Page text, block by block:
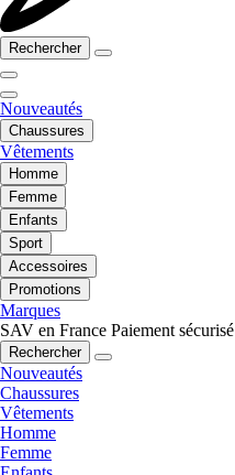
Rechercher
Nouveautés
Chaussures
Vêtements
Homme
Femme
Enfants
Sport
Accessoires
Promotions
Marques
SAV en France Paiement sécurisé
Rechercher
Nouveautés
Chaussures
Vêtements
Homme
Femme